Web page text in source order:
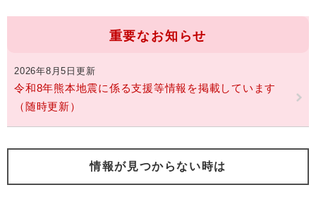
重要なお知らせ
2026年8月5日更新
令和8年熊本地震に係る支援等情報を掲載しています
（随時更新）
情報が見つからない時は